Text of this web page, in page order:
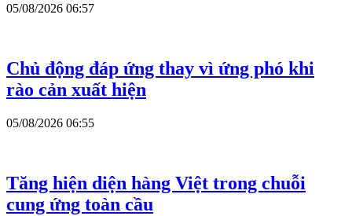
05/08/2026 06:57
Chủ động đáp ứng thay vì ứng phó khi
rào cản xuất hiện
05/08/2026 06:55
Tăng hiện diện hàng Việt trong chuỗi
cung ứng toàn cầu